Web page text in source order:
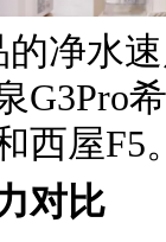
的净水
G3Pro
西屋F5。
对比